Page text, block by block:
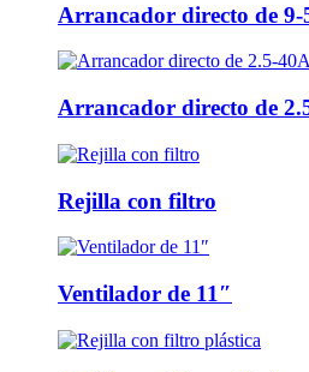
Arrancador directo de 9-
Arrancador directo de
Rejilla con filtro
Ventilador de 11″